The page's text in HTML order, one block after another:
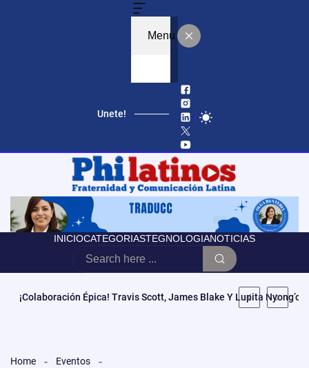
Menu
Unete!
INICIOCATEGORIASTEGNOLOGIANOTICIAS
Educación, Autonomía Y Poder Cívico: El Modelo De CCATE Que
Home
Eventos